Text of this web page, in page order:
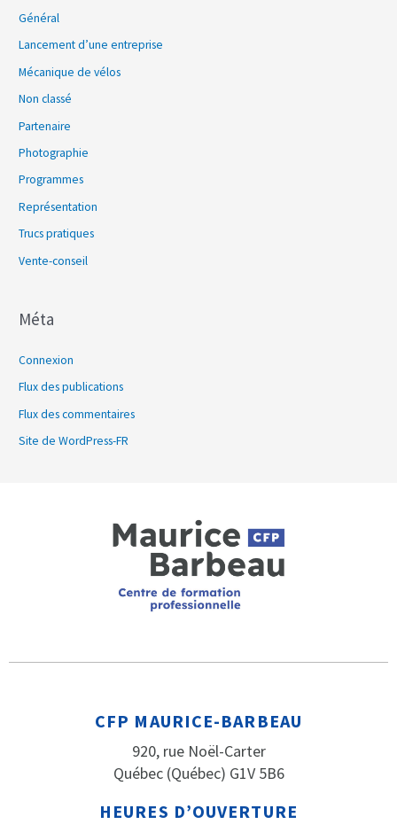
Général
Lancement d’une entreprise
Mécanique de vélos
Non classé
Partenaire
Photographie
Programmes
Représentation
Trucs pratiques
Vente-conseil
Méta
Connexion
Flux des publications
Flux des commentaires
Site de WordPress-FR
CFP MAURICE-BARBEAU
920, rue Noël-Carter
Québec (Québec) G1V 5B6
HEURES D’OUVERTURE